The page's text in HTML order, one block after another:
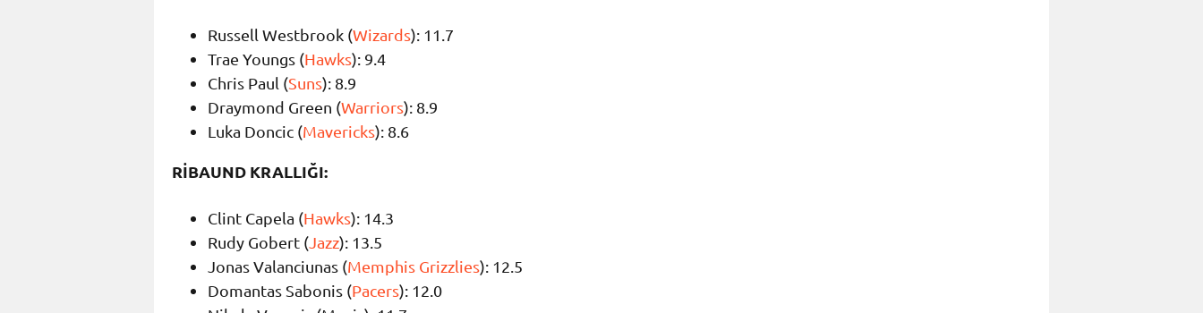
Russell Westbrook (Wizards): 11.7
Trae Youngs (Hawks): 9.4
Chris Paul (Suns): 8.9
Draymond Green (Warriors): 8.9
Luka Doncic (Mavericks): 8.6
RİBAUND KRALLIĞI:
Clint Capela (Hawks): 14.3
Rudy Gobert ( Jazz): 13.5
Jonas Valanciunas (Memphis Grizzlies): 12.5
Domantas Sabonis (Pacers): 12.0